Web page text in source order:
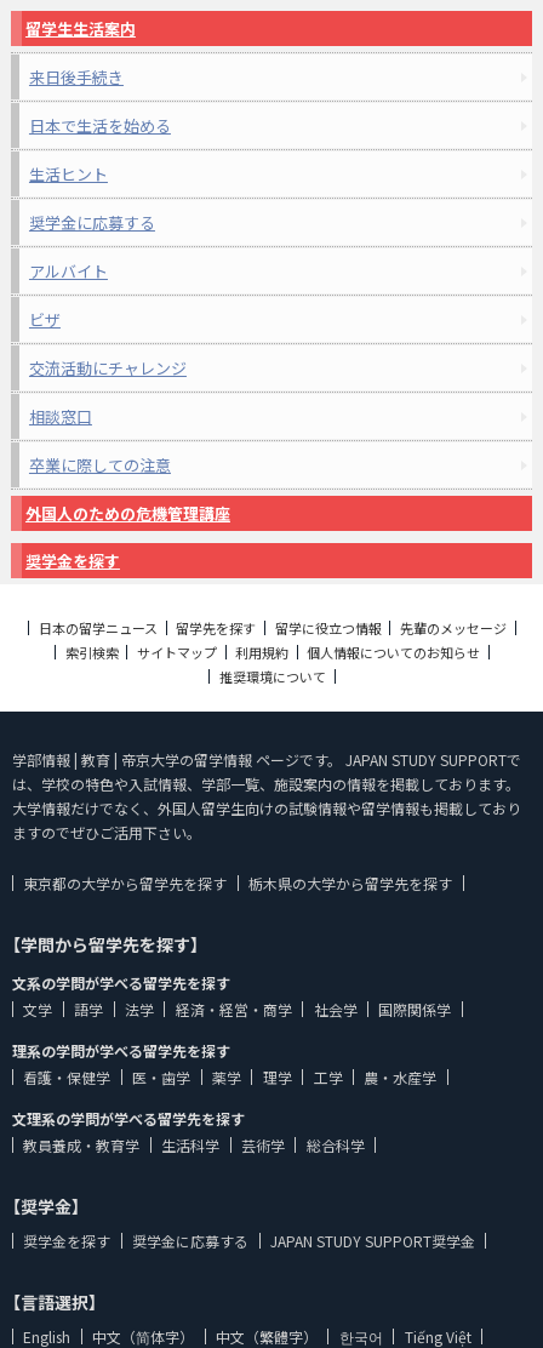
留学生生活案内
来日後手続き
日本で生活を始める
生活ヒント
奨学金に応募する
アルバイト
ビザ
交流活動にチャレンジ
相談窓口
卒業に際しての注意
外国人のための危機管理講座
奨学金を探す
日本の留学ニュース 留学先を探す 留学に役立つ情報
先輩のメッセージ
索引検索
サイトマップ 利用規約
個人情報についてのお知らせ
推奨環境について
学部情報 | 教育 | 帝京大学の留学情報 ページです。 JAPAN STUDY SUPPORTで
は、学校の特色や入試情報、学部一覧、施設案内の情報を掲載しております。
大学情報だけでなく、外国人留学生向けの試験情報や留学情報も掲載しており
ますのでぜひご活用下さい。
東京都の大学から留学先を探す 栃木県の大学から留学先を探す
【学問から留学先を探す】
文系の学問が学べる留学先を探す
文学
語学 法学 経済・経営・商学 社会学
国際関係学
理系の学問が学べる留学先を探す
看護・保健学
医・歯学 薬学 理学 工学
農・水産学
文理系の学問が学べる留学先を探す
教員養成・教育学
生活科学 芸術学 総合科学
【奨学金】
奨学金を探す 奨学金に応募する JAPAN STUDY SUPPORT奨学金
【言語選択】
English 中文（简体字） 中文（繁體字） 한국어 Tiếng Việt